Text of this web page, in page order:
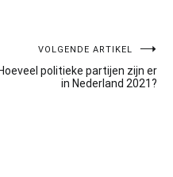
VOLGENDE ARTIKEL
politieke partijen zijn er
in Nederland 2021?